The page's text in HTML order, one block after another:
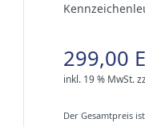
299,00
inkl. 19 % MwSt.
Der Gesamtpreis